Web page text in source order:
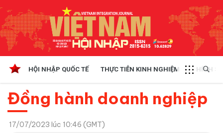
HỘI NHẬP QUỐC TẾ THỰC TIỄN KINH NGHIỆM CHÍNH
Đồng hành doanh nghiệp
17/07/2023 lúc 10:46 (GMT)